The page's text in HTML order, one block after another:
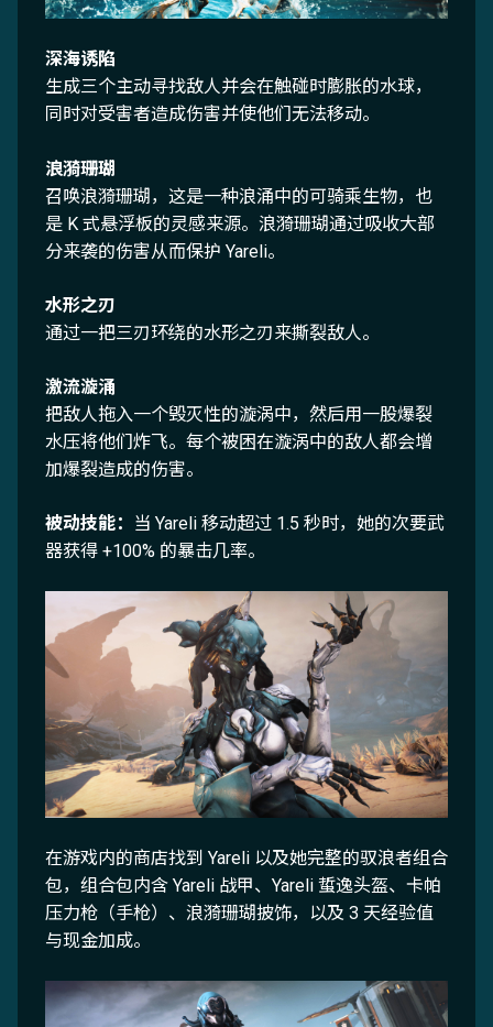
深海诱陷
生成三个主动寻找敌人并会在触碰时膨胀的水球，
同时对受害者造成伤害并使他们无法移动。
浪漪珊瑚
召唤浪漪珊瑚，这是一种浪涌中的可骑乘生物，也
是 K 式悬浮板的灵感来源。浪漪珊瑚通过吸收大部
分来袭的伤害从而保护 Yareli。
水形之刃
通过一把三刃环绕的水形之刃来撕裂敌人。
激流漩涌
把敌人拖入一个毁灭性的漩涡中，然后用一股爆裂
水压将他们炸飞。每个被困在漩涡中的敌人都会增
加爆裂造成的伤害。
被动技能：
当 Yareli 移动超过 1.5 秒时，她的次要武
器获得 +100% 的暴击几率。
在游戏内的商店找到 Yareli 以及她完整的驭浪者组合
包，组合包内含 Yareli 战甲、Yareli 蜇逸头盔、卡帕
压力枪（手枪）、浪漪珊瑚披饰，以及 3 天经验值
与现金加成。